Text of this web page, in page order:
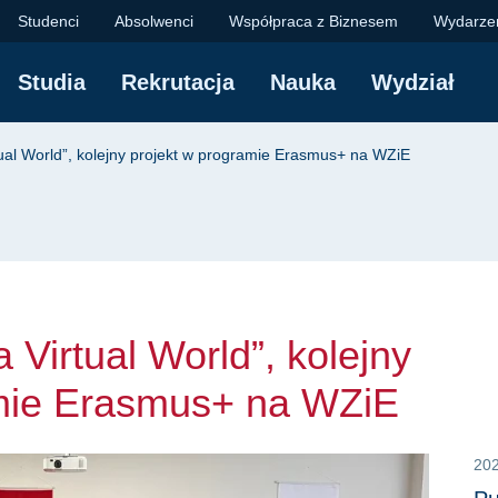
World”,
Studenci Absolwenci Współpraca z Biznesem
Studia Rekrutacja Nauka Wydział
World”, kolejny projekt w programie Erasmus+ na WZiE
Virtual World”, kolejny
Erasmus+ na WZiE